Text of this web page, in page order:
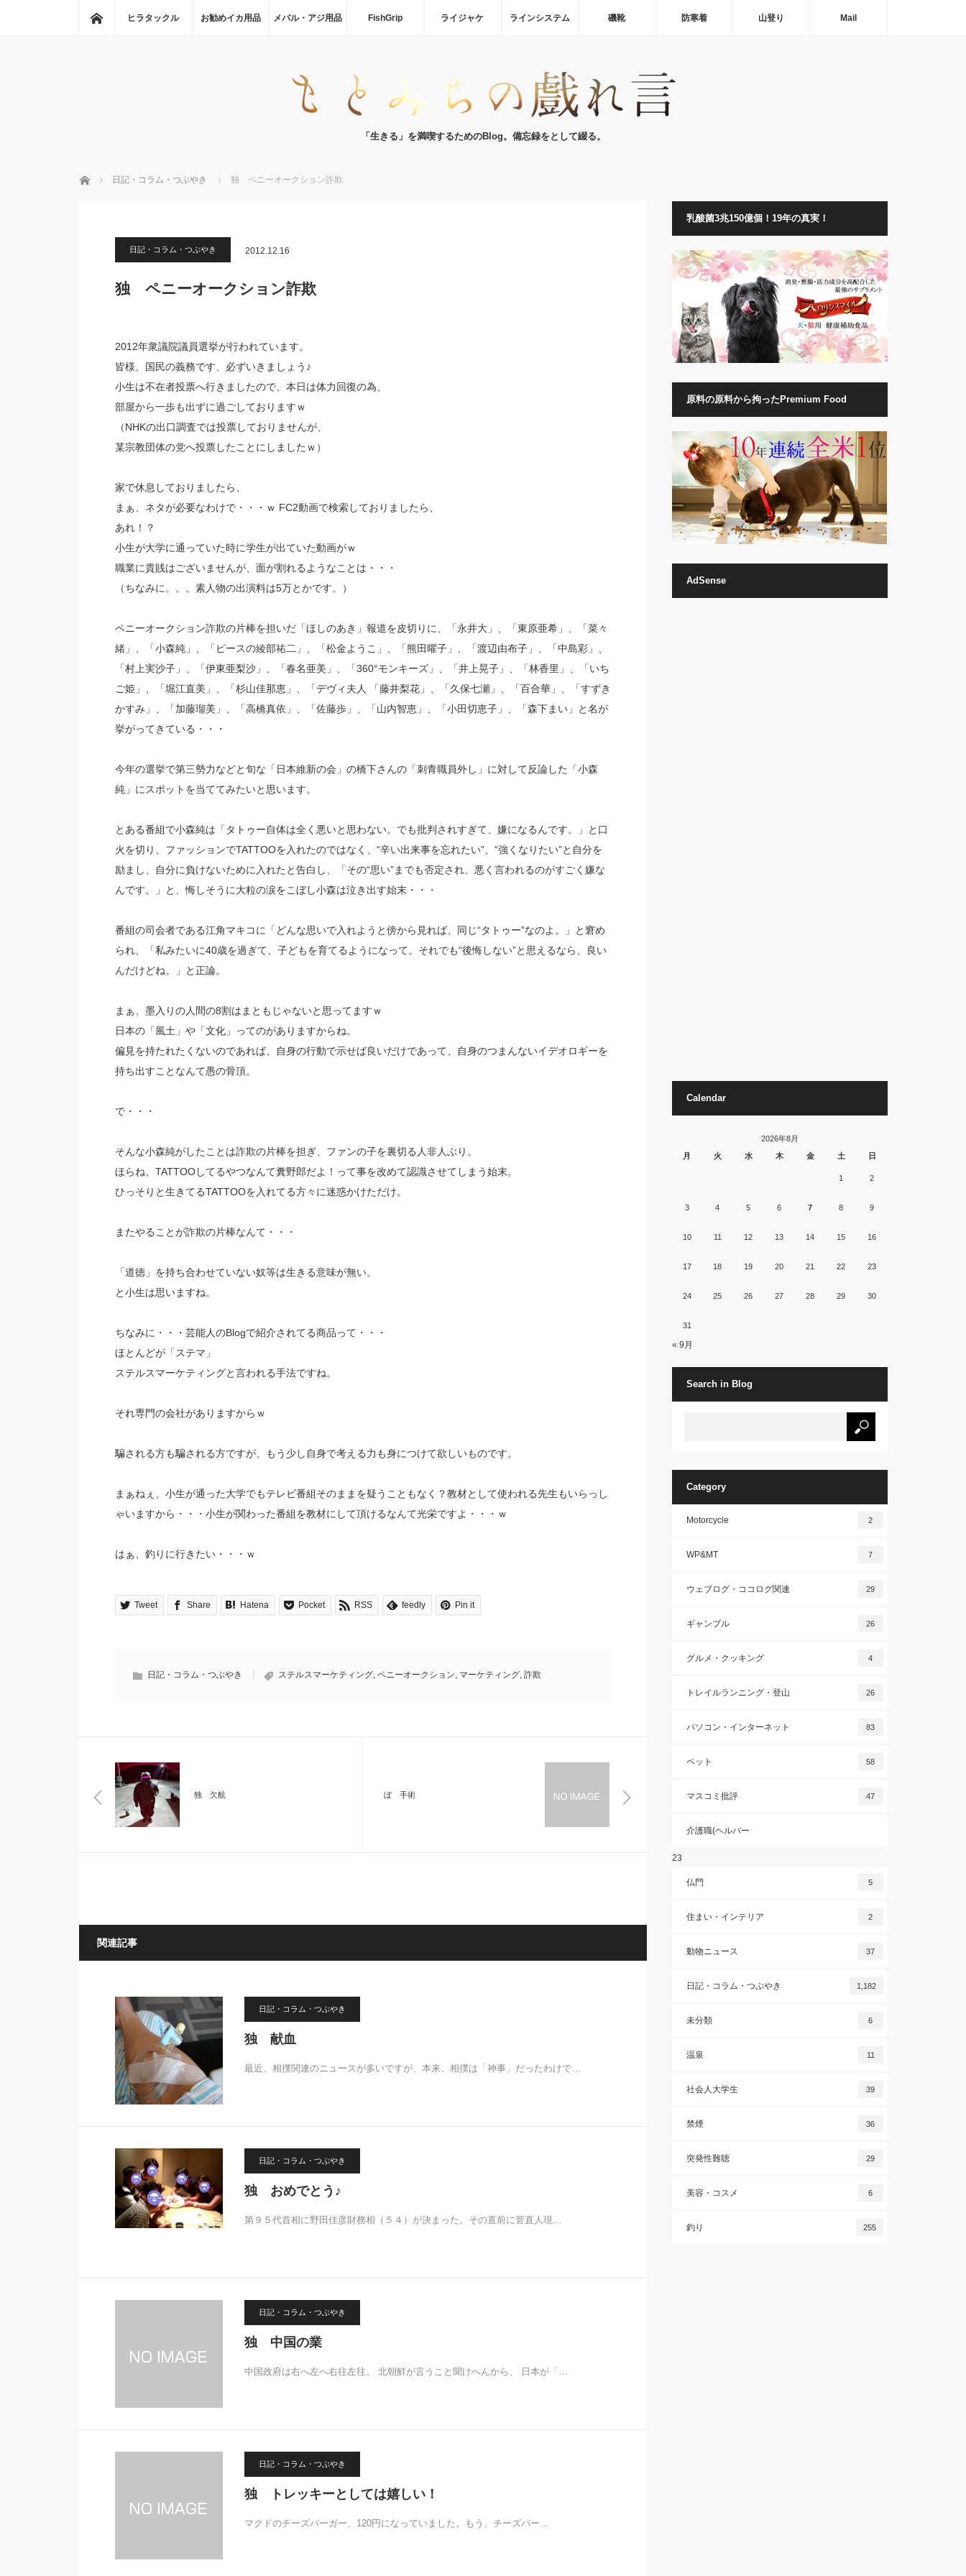
ホーム
ヒラタックル お勧めイカ用品 メバル・アジ用品 FishGrip ライジャケ ラインシステム 磯靴 防寒着 山登り Mail
「生きる」を満喫するためのBlog。備忘録をとして綴る。
ホーム 日記・コラム・つぶやき 独 ペニーオークション詐欺
日記・コラム・つぶやき 2012.12.16
独 ペニーオークション詐欺
2012年衆議院議員選挙が行われています。
皆様、国民の義務です、必ずいきましょう♪
小生は不在者投票へ行きましたので、本日は体力回復の為、
部屋から一歩も出ずに過ごしておりますｗ
（NHKの出口調査では投票しておりませんが、
某宗教団体の党へ投票したことにしましたｗ）
家で休息しておりましたら、
まぁ、ネタが必要なわけで・・・ｗ FC2動画で検索しておりましたら、
あれ！？
小生が大学に通っていた時に学生が出ていた動画がｗ
職業に貴賎はございませんが、面が割れるようなことは・・・
（ちなみに。。。素人物の出演料は5万とかです。）
ペニーオークション詐欺の片棒を担いだ「ほしのあき」報道を皮切りに、「永井大」、「東原亜希」、「菜々
緒」、「小森純」、「ピースの綾部祐二」、「松金ようこ」、「熊田曜子」、「渡辺由布子」、「中島彩」、
「村上実沙子」、「伊東亜梨沙」、「春名亜美」、「360°モンキーズ」、「井上晃子」、「林香里」、「いち
ご姫」、「堀江直美」、「杉山佳那恵」、「デヴィ夫人 「藤井梨花」、「久保七瀬」、「百合華」、「すずき
かすみ」、「加藤瑠美」、「高橋真依」、「佐藤歩」、「山内智恵」、「小田切恵子」、「森下まい」と名が
挙がってきている・・・
今年の選挙で第三勢力などと旬な「日本維新の会」の橋下さんの「刺青職員外し」に対して反論した「小森
純」にスポットを当ててみたいと思います。
とある番組で小森純は「タトゥー自体は全く悪いと思わない。でも批判されすぎて、嫌になるんです。」と口
火を切り、ファッションでTATTOOを入れたのではなく、“辛い出来事を忘れたい”、“強くなりたい”と自分を
励まし、自分に負けないために入れたと告白し、「その“思い”までも否定され、悪く言われるのがすごく嫌な
んです。」と、悔しそうに大粒の涙をこぼし小森は泣き出す始末・・・
番組の司会者である江角マキコに「どんな思いで入れようと傍から見れば、同じ“タトゥー”なのよ。」と窘め
られ、「私みたいに40歳を過ぎて、子どもを育てるようになって。それでも“後悔しない”と思えるなら、良い
んだけどね。」と正論。
まぁ、墨入りの人間の8割はまともじゃないと思ってますｗ
日本の「風土」や「文化」ってのがありますからね。
偏見を持たれたくないのであれば、自身の行動で示せば良いだけであって、自身のつまんないイデオロギーを
持ち出すことなんて愚の骨頂。
で・・・
そんな小森純がしたことは詐欺の片棒を担ぎ、ファンの子を裏切る人非人ぶり。
ほらね、TATTOOしてるやつなんて糞野郎だよ！って事を改めて認識させてしまう始末。
ひっそりと生きてるTATTOOを入れてる方々に迷惑かけただけ。
またやることが詐欺の片棒なんて・・・
「道徳」を持ち合わせていない奴等は生きる意味が無い。
と小生は思いますね。
ちなみに・・・芸能人のBlogで紹介されてる商品って・・・
ほとんどが「ステマ」
ステルスマーケティングと言われる手法ですね。
それ専門の会社がありますからｗ
騙される方も騙される方ですが、もう少し自身で考える力も身につけて欲しいものです。
まぁねぇ、小生が通った大学でもテレビ番組そのままを疑うこともなく？教材として使われる先生もいらっし
ゃいますから・・・小生が関わった番組を教材にして頂けるなんて光栄ですよ・・・ｗ
はぁ、釣りに行きたい・・・ｗ
Tweet Share Hatena Pocket RSS feedly Pin it
日記・コラム・つぶやき ステルスマーケティング, ペニーオークション, マーケティング, 詐欺
独 欠航 ぼ 手術
関連記事
日記・コラム・つぶやき
独 献血
最近、相撲関連のニュースが多いですが、本来、相撲は「神事」だったわけで…
日記・コラム・つぶやき
独 おめでとう♪
第９５代首相に野田佳彦財務相（５４）が決まった。その直前に菅直人現…
日記・コラム・つぶやき
独 中国の業
中国政府は右へ左へ右往左往。 北朝鮮が言うこと聞けへんから、 日本が「…
日記・コラム・つぶやき
独 トレッキーとしては嬉しい！
マクドのチーズバーガー、120円になっていました。もう、チーズバー…
乳酸菌3兆150億個！19年の真実！
原料の原料から拘ったPremium Food
AdSense
Calendar
2026年8月
月
火 水 木 金 土 日
1 2
3 4 5 6 7 8 9
10 11 12 13 14 15 16
17 18 19 20 21 22 23
24 25 26 27 28 29 30
31
« 9月
Search in Blog
Category
Motorcycle 2
WP&MT 7
ウェブログ・ココログ関連 29
ギャンブル 26
グルメ・クッキング 4
トレイルランニング・登山 26
パソコン・インターネット 83
ペット 58
マスコミ批評 47
介護職(ヘルパー
23
仏門 5
住まい・インテリア 2
動物ニュース 37
日記・コラム・つぶやき 1,182
未分類 6
温泉 11
社会人大学生 39
禁煙 36
突発性難聴 29
美容・コスメ 6
釣り 255